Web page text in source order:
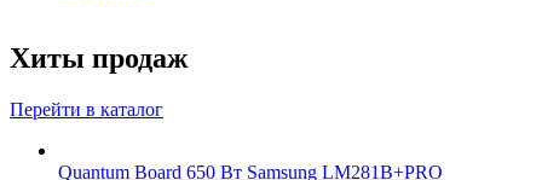
Хиты продаж
Перейти в каталог
Quantum Board 650 Вт Samsung LM281B+PRO